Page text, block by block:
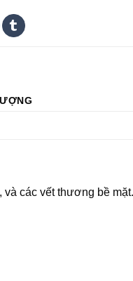
và các vết thương bề mặt.